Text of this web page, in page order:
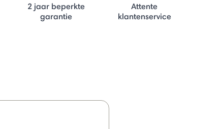
2 jaar beperkte
garantie
Attente
klantenservice